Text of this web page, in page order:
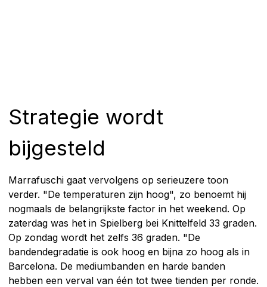
Strategie wordt
bijgesteld
Marrafuschi gaat vervolgens op serieuzere toon
verder. "De temperaturen zijn hoog", zo benoemt hij
nogmaals de belangrijkste factor in het weekend. Op
zaterdag was het in Spielberg bei Knittelfeld 33 graden.
Op zondag wordt het zelfs 36 graden. "De
bandendegradatie is ook hoog en bijna zo hoog als in
Barcelona. De mediumbanden en harde banden
hebben een verval van één tot twee tienden per ronde.